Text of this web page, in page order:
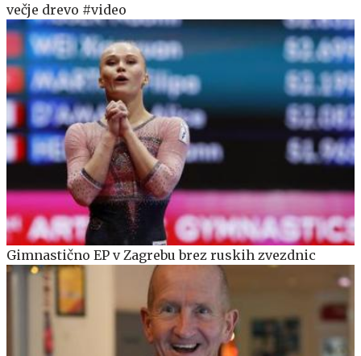
večje drevo #video
Gimnastično EP v Zagrebu brez ruskih zvezdnic